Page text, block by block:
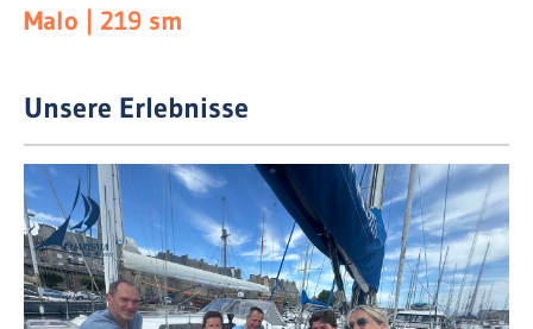
Malo | 219 sm
Unsere Erlebnisse